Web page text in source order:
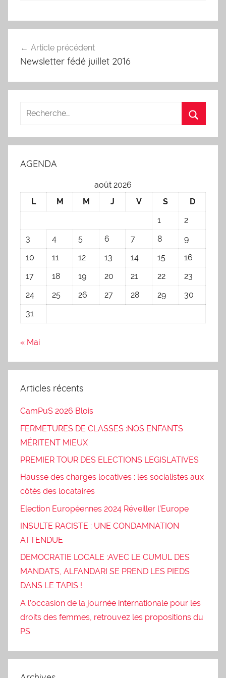
de
Article précédent
Newsletter fédé juillet 2016
AGENDA
août 2026
L
M M J V S
D
1
2
3
4 5 6 7 8
9
10
11 12 13 14 15
16
17
18 19 20 21 22
23
24
25 26 27 28 29
30
31
« Mai
Articles récents
CamPuS 2026 Blois
FERMETURES DE CLASSES :NOS ENFANTS
MÉRITENT MIEUX
PREMIER TOUR DES ELECTIONS LEGISLATIVES
Hausse des charges locatives : les socialistes aux
côtés des locataires
Election Européennes 2024 Réveiller l’Europe
INSULTE RACISTE : UNE CONDAMNATION
ATTENDUE
DEMOCRATIE LOCALE :AVEC LE CUMUL DES
MANDATS, ALFANDARI SE PREND LES PIEDS
DANS LE TAPIS !
A l’occasion de la journée internationale pour les
droits des femmes, retrouvez les propositions du
PS